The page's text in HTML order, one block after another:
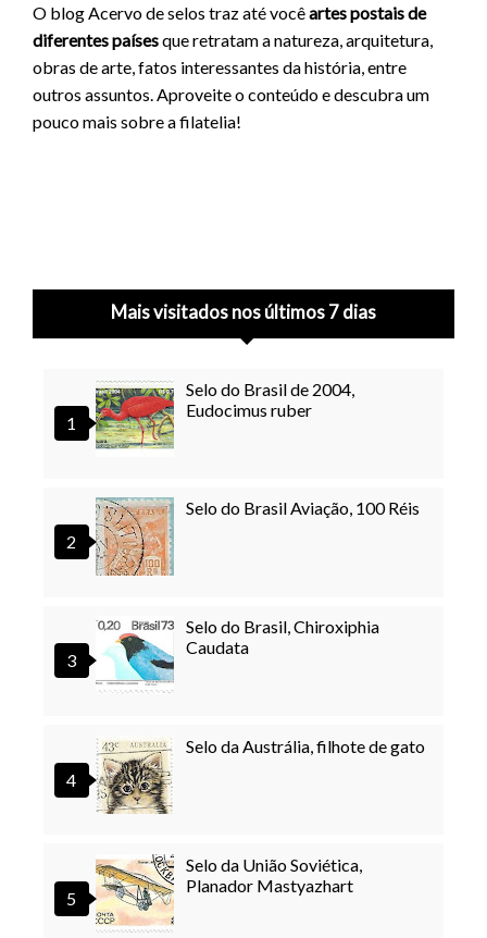
O blog Acervo de selos traz até vocêartes postais de
diferentes paísesque retratam a natureza, arquitetura,
obras de arte, fatos interessantes da história, entre
outros assuntos. Aproveite o conteúdo e descubra um
pouco mais sobre a filatelia!
Mais visitados nos últimos 7 dias
Selo do Brasil de 2004,
Eudocimus ruber
Selo do Brasil Aviação, 100 Réis
Selo do Brasil, Chiroxiphia
Caudata
Selo da Austrália, filhote de gato
Selo da União Soviética,
Planador Mastyazhart